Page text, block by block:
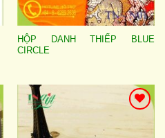
HỘP DANH THIẾP BLUE
CIRCLE